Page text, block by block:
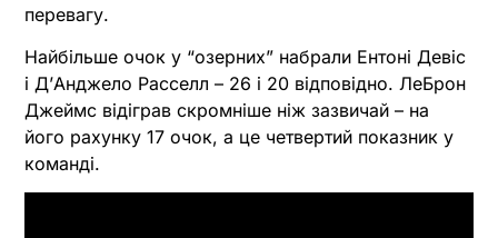
перевагу.
Найбільше очок у “озерних” набрали Ентоні Девіс
і ДʼАнджело Расселл – 26 і 20 відповідно. ЛеБрон
Джеймс відіграв скромніше ніж зазвичай – на
його рахунку 17 очок, а це четвертий показник у
команді.